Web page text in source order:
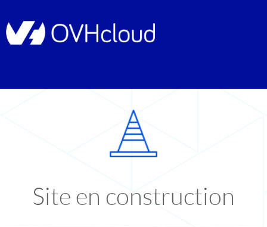
Site en construction